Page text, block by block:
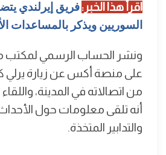
اقرأ هذا الخبر:فريق إيرلندي
السوريين ويذكر بالمساعدات
ونشر الحساب الرسمي
على منصة أكس عن زيارة يرلي
من اتصالاته في المدينة،
أنه تلقى معلومات حول
والتدابير المتخذة.